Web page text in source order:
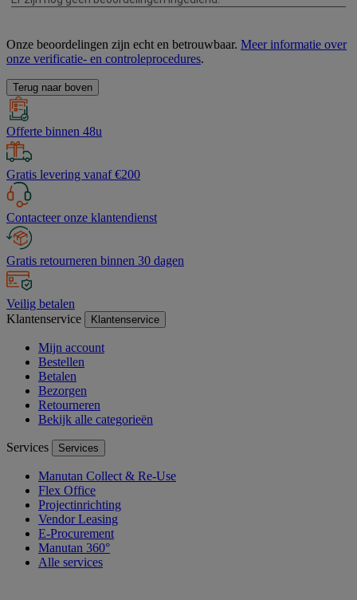
Onze beoordelingen zijn echt en betrouwbaar. Meer informatie over
onze verificatie- en controleprocedures.
Terug naar boven
Offerte binnen 48u
Gratis levering vanaf €200
Contacteer onze klantendienst
Gratis retourneren binnen 30 dagen
Veilig betalen
Klantenservice
Klantenservice
Mijn account
Bestellen
Betalen
Bezorgen
Retourneren
Bekijk alle categorieën
Services Services
Manutan Collect & Re-Use
Flex Office
Projectinrichting
Vendor Leasing
E-Procurement
Manutan 360°
Alle services